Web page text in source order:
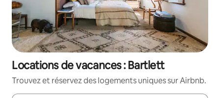
Locations de vacances : Bartlett
Trouvez et réservez des logements uniques sur Airbnb.